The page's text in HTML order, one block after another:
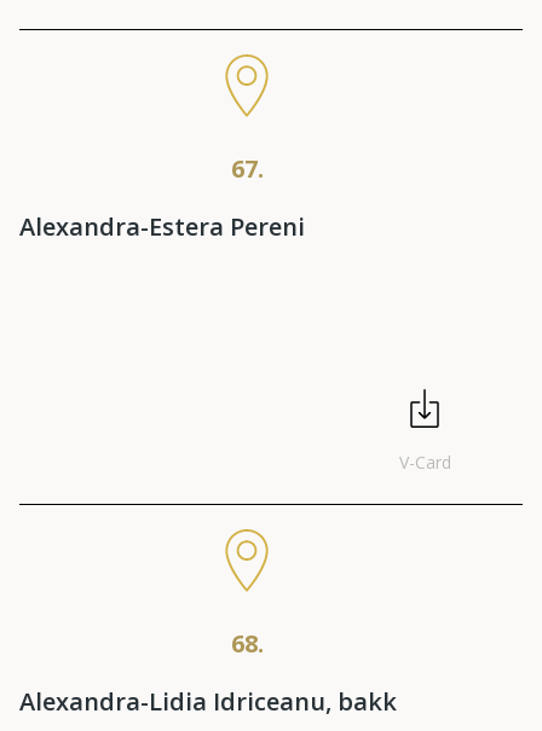
67.
Alexandra-Estera Pereni
V-Card
68.
Alexandra-Lidia Idriceanu, bakk